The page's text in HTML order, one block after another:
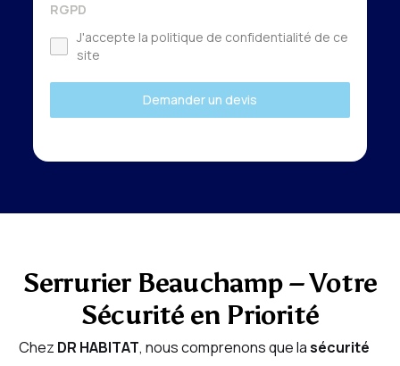
RGPD
J'accepte la politique de confidentialité de ce
site
Demander un devis
Serrurier Beauchamp – Votre
Sécurité en Priorité
Chez DR HABITAT, nous comprenons que lasécurité